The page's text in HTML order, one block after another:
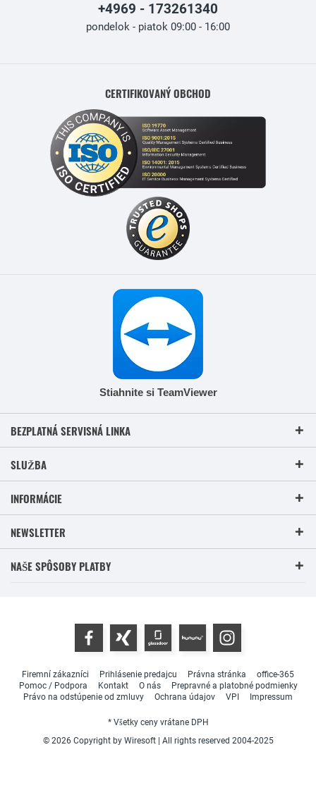
+4969 - 173261340
pondelok - piatok 09:00 - 16:00
CERTIFIKOVANÝ OBCHOD
Stiahnite si TeamViewer
BEZPLATNÁ SERVISNÁ LINKA
SLUŽBA
INFORMÁCIE
NEWSLETTER
NAŠE SPÔSOBY PLATBY
Firemní zákazníci Prihlásenie predajcu Právna stránka
office-365
Pomoc / Podpora
Kontakt O nás
Prepravné a platobné podmienky
Právo na odstúpenie od zmluvy
Ochrana údajov VPI Impressum
* Všetky ceny vrátane DPH
© 2026 Copyright by Wiresoft | All rights reserved 2004-2025